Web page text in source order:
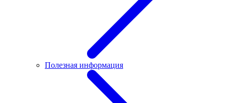
Полезная информация